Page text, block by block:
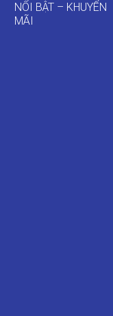
NỔI BẬT – KHUYẾN
MÃI